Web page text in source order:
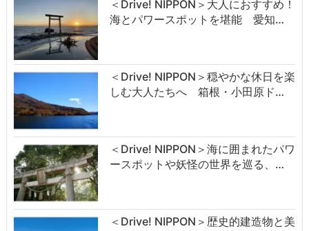
＜Drive! NIPPON＞大人におすすめ！
海とパワースポットを堪能 愛知…
＜Drive! NIPPON＞穏やかな休日を楽
しむ大人たちへ 箱根・小田原ド…
＜Drive! NIPPON＞海に囲まれたパワ
ースポットや妖怪の世界を巡る、…
＜Drive! NIPPON＞歴史的建造物と美